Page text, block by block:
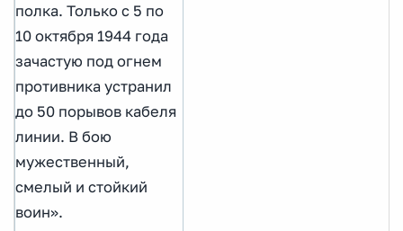
полка. Только с 5 по
10 октября 1944 года
зачастую под огнем
противника устранил
до 50 порывов кабеля
линии. В бою
мужественный,
смелый и стойкий
воин».